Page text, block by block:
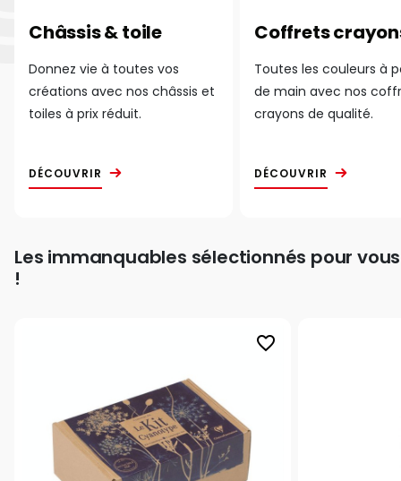
Châssis & toile
Donnez vie à toutes vos
créations avec nos châssis et
toiles à prix réduit.
DÉCOUVRIR
Coffrets
Toutes les couleurs à
de main avec nos
crayons de qualité.
DÉCOUVRIR
Les immanquables sélectionnés pour vous
!
favorite_border